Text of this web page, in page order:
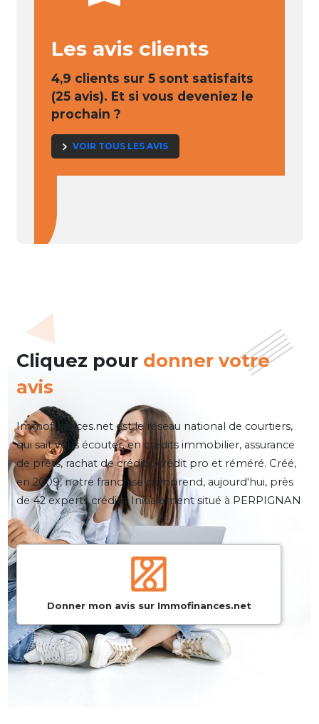
Les avis clients
4,9 clients sur 5 sont satisfaits
(25 avis). Et si vous deveniez le
prochain ?
VOIR TOUS LES AVIS
Cliquez pour donner votre
avis
Immofinances.net est le réseau national de courtiers,
qui sait vous écouter, en crédits immobilier, assurance
de prêts, rachat de crédits, crédit pro et réméré. Créé,
en 2009, notre franchise comprend, aujourd'hui, près
de 42 experts crédits. Initialement situé à PERPIGNAN
Donner mon avis sur Immofinances.net